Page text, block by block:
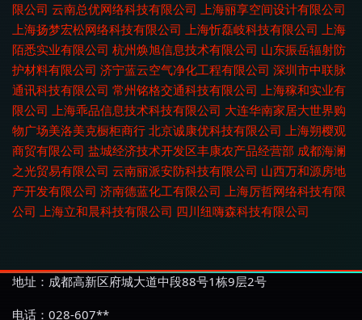
限公司 云南总优网络科技有限公司 上海丽享空间设计有限公司
上海扬梦宏松网络科技有限公司 上海忻磊岐科技有限公司 上海
陌悉实业有限公司 杭州焕旭信息技术有限公司 山东振岳辐射防
护材料有限公司 济宁蓝云空气净化工程有限公司 深圳市中联脉
通讯科技有限公司 常州铭格交通科技有限公司 上海稼和实业有
限公司 上海乖品信息技术科技有限公司 大连华南家居大世界购
物广场美洛美克橱柜商行 北京诚康优科技有限公司 上海朔樱观
商贸有限公司 盐城经济技术开发区丰康农产品经营部 成都海澜
之光贸易有限公司 云南丽派安防科技有限公司 山西万和源房地
产开发有限公司 济南德蓝化工有限公司 上海厉哲网络科技有限
公司 上海立和晨科技有限公司 四川纽嗨森科技有限公司
地址：成都高新区府城大道中段88号1栋9层2号
电话：028-607**